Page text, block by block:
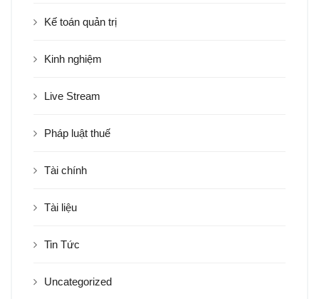
Kế toán quản trị
Kinh nghiệm
Live Stream
Pháp luật thuế
Tài chính
Tài liệu
Tin Tức
Uncategorized